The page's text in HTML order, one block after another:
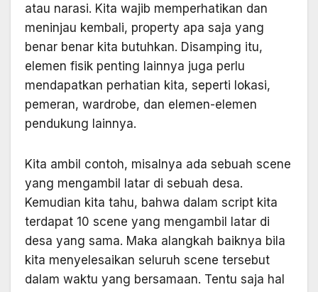
atau narasi. Kita wajib memperhatikan dan
meninjau kembali, property apa saja yang
benar benar kita butuhkan. Disamping itu,
elemen fisik penting lainnya juga perlu
mendapatkan perhatian kita, seperti lokasi,
pemeran, wardrobe, dan elemen-elemen
pendukung lainnya.
Kita ambil contoh, misalnya ada sebuah scene
yang mengambil latar di sebuah desa.
Kemudian kita tahu, bahwa dalam script kita
terdapat 10 scene yang mengambil latar di
desa yang sama. Maka alangkah baiknya bila
kita menyelesaikan seluruh scene tersebut
dalam waktu yang bersamaan. Tentu saja hal